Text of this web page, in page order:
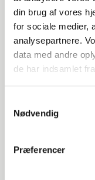
din brug af vores
for sociale medier,
analysepartnere.
data med andre
de har indsamlet
Nødvendig
Præferencer
Alternative
000608273
DN250 273,0
EN 1092-1 T:34 PN10